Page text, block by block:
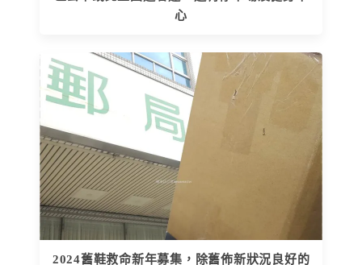
心
2024舊鞋救命新年募集，除舊佈新狀況良好的